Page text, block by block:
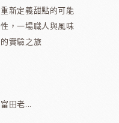
重新定義甜點的可能
性，一場職人與風味
的實驗之旅
富田老...